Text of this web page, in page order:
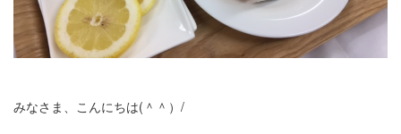
みなさま、こんにちは(＾＾）/